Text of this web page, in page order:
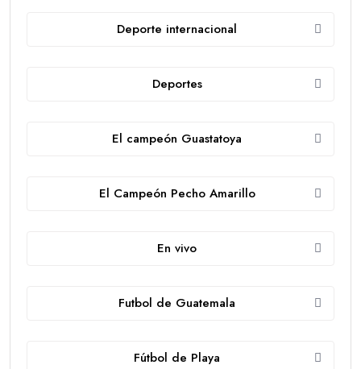
Deporte internacional
Deportes
El campeón Guastatoya
El Campeón Pecho Amarillo
En vivo
Futbol de Guatemala
Fútbol de Playa